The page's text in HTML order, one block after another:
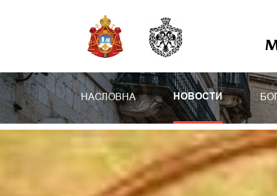
НАСЛОВНА НОВОСТИ